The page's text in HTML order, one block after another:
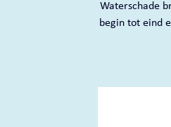
Waterschade
begin tot eind